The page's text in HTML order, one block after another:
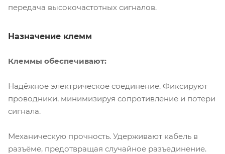
передача высокочастотных сигналов.
Назначение клемм
Клеммы обеспечивают:
Надёжное электрическое соединение. Фиксируют
проводники, минимизируя сопротивление и потери
сигнала.
Механическую прочность. Удерживают кабель в
разъёме, предотвращая случайное разъединение.